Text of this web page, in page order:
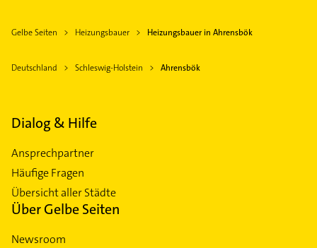
Gelbe Seiten Heizungsbauer Heizungsbauer in Ahrensbök
Deutschland Schleswig-Holstein Ahrensbök
Dialog & Hilfe
Ansprechpartner
Häufige Fragen
Übersicht aller Städte
Über Gelbe Seiten
Newsroom